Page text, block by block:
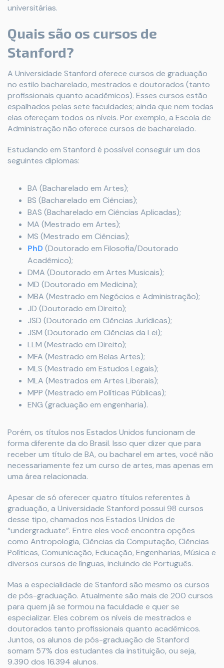
universitárias.
Quais são os cursos de
Stanford?
A Universidade Stanford oferece cursos de graduação
no estilo bacharelado, mestrados e doutorados (tanto
profissionais quanto acadêmicos). Esses cursos estão
espalhados pelas sete faculdades; ainda que nem todas
elas ofereçam todos os níveis. Por exemplo, a Escola de
Administração não oferece cursos de bacharelado.
Estudando em Stanford é possível conseguir um dos
seguintes diplomas:
BA (Bacharelado em Artes);
BS (Bacharelado em Ciências);
BAS (Bacharelado em Ciências Aplicadas);
MA (Mestrado em Artes);
MS (Mestrado em Ciências);
PhD(Doutorado em Filosofia/Doutorado
Acadêmico);
DMA (Doutorado em Artes Musicais);
MD (Doutorado em Medicina);
MBA (Mestrado em Negócios e Administração);
JD (Doutorado em Direito);
JSD (Doutorado em Ciências Jurídicas);
JSM (Doutorado em Ciências da Lei);
LLM (Mestrado em Direito);
MFA (Mestrado em Belas Artes);
MLS (Mestrado em Estudos Legais);
MLA (Mestrados em Artes Liberais);
MPP (Mestrado em Políticas Públicas);
ENG (graduação em engenharia).
Porém, os títulos nos Estados Unidos funcionam de
forma diferente da do Brasil. Isso quer dizer que para
receber um título de BA, ou bacharel em artes, você não
necessariamente fez um curso de artes, mas apenas em
uma área relacionada.
Apesar de só oferecer quatro títulos referentes à
graduação, a Universidade Stanford possui 98 cursos
desse tipo, chamados nos Estados Unidos de
“undergraduate”. Entre eles você encontra opções
como Antropologia, Ciências da Computação, Ciências
Políticas, Comunicação, Educação, Engenharias, Música e
diversos cursos de línguas, incluindo de Português.
Mas a especialidade de Stanford são mesmo os cursos
de pós-graduação. Atualmente são mais de 200 cursos
para quem já se formou na faculdade e quer se
especializar. Eles cobrem os níveis de mestrados e
doutorados tanto profissionais quanto acadêmicos.
Juntos, os alunos de pós-graduação de Stanford
somam 57% dos estudantes da instituição, ou seja,
9.390 dos 16.394 alunos.